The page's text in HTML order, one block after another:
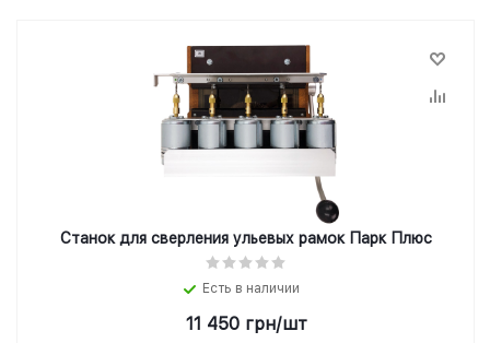
Станок для сверления ульевых рамок Парк Плюс
Есть в наличии
11 450грн/шт